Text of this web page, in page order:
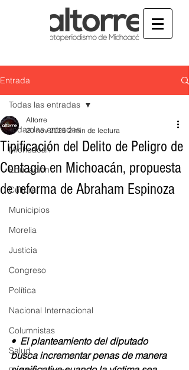
Entrada
Todas las entradas
Michoacán
Educación
Cultura
Municipios
Morelia
Justicia
Congreso
Política
Nacional Internacional
Columnistas
Salud
Todas las entradas
Tipificación del Delito de Peligro de
Contagio en Michoacán, propuesta
de reforma de Abraham Espinoza
Altorre
20 nov 2025 2 min de lectura
•⁠  ⁠El planteamiento del diputado
busca incrementar penas de manera